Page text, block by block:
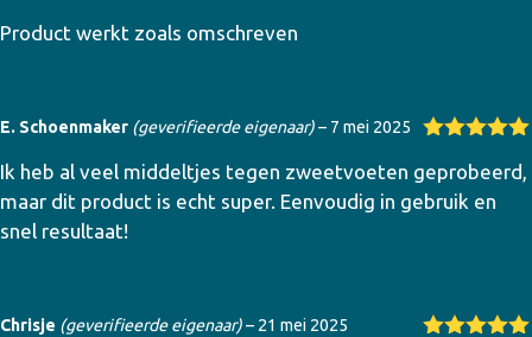
Product werkt zoals omschreven
d5uit 5
E. Schoenmaker (geverifieerde eigenaar)– 7 mei 2025
Ik heb al veel middeltjes tegen zweetvoeten geprobeerd,
maar dit product is echt super. Eenvoudig in gebruik en
snel resultaat!
Chrisje (geverifieerde eigenaar)– 21 mei 2025